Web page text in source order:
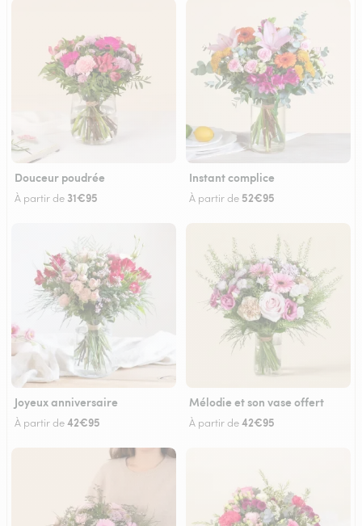
Douceur poudrée
À partir de 31€95
Instant complice
À partir de 52€95
Joyeux anniversaire
À partir de42€95
Mélodie et son vase offert
À partir de42€95